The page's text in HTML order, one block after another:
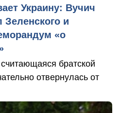
Украину: Вучич
Зеленского и
«о
братской
отвернулась от